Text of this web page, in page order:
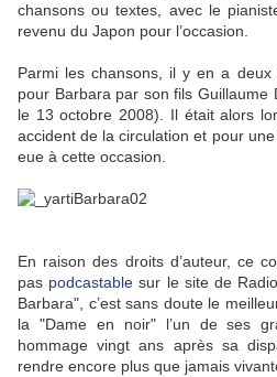
chansons ou textes, avec le
revenu du Japon pour l’occasion.
Parmi les chansons, il y en a
pour Barbara par son fils Guillaume
le 13 octobre 2008). Il était alors
accident de la circulation et pour
eue à cette occasion.
En raison des droits d’auteur, ce
pas podcastable sur le site de
Barbara", c’est sans doute le
la "Dame en noir" l’un de ses
hommage vingt ans après sa
rendre encore plus que jamais